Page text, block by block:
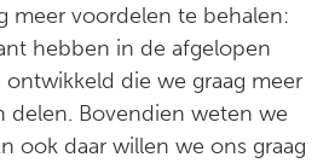
meer voordelen te behalen:
hebben in de afgelopen
die we graag meer
delen. Bovendien weten we
ook daar willen we ons graag